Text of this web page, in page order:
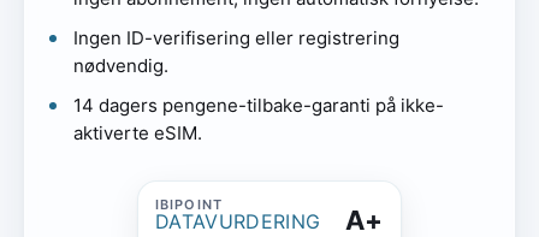
Ingen ID-verifisering eller registrering
nødvendig.
14 dagers pengene-tilbake-garanti på ikke-
aktiverte eSIM.
DATAVURDERING A+